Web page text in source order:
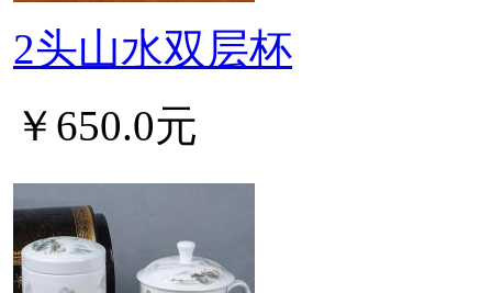
2头山水双层杯
￥650.0元